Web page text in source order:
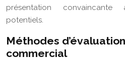
présentation
potentiels.
Méthodes d’évaluation
commercial